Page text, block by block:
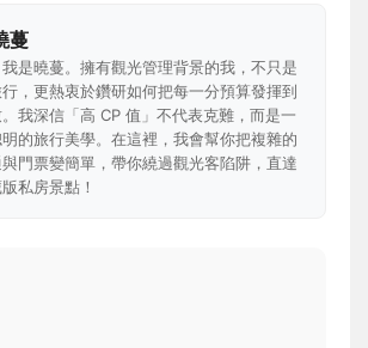
蔓
是曉蔓。擁有觀光管理背景的我，不只是
，更熱衷於鑽研如何把每一分預算發揮到
我深信「高 CP 值」不代表克難，而是一
的旅行美學。在這裡，我會幫你把複雜的
門票變簡單，帶你繞過觀光客陷阱，直達
私房景點！